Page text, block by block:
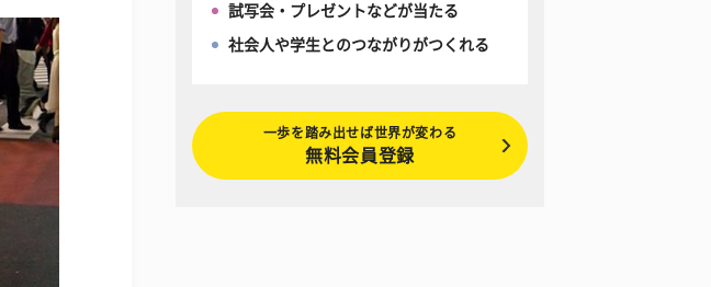
試写会・プレゼントなどが当たる
社会人や学生とのつながりがつくれる
一歩を踏み出せば世界が変わる
無料会員登録